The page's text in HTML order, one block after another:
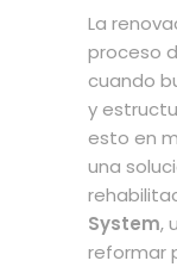
La
proceso
cuando
y
esto en
una
System,
reformar